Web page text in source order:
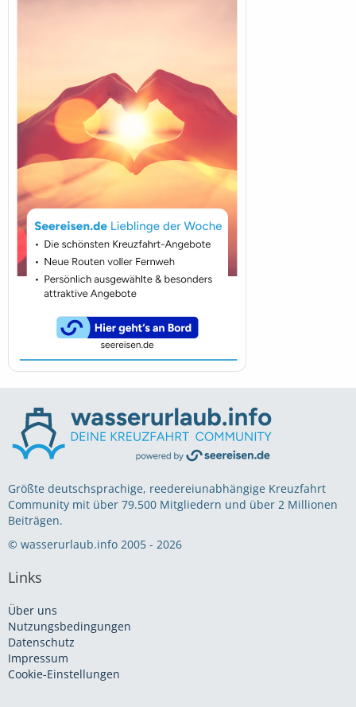
Größte deutschsprachige, reedereiunabhängige Kreuzfahrt
Community mit über 79.500 Mitgliedern und über 2 Millionen
Beiträgen.
© wasserurlaub.info 2005 - 2026
Links
Über uns
Nutzungsbedingungen
Datenschutz
Impressum
Cookie-Einstellungen